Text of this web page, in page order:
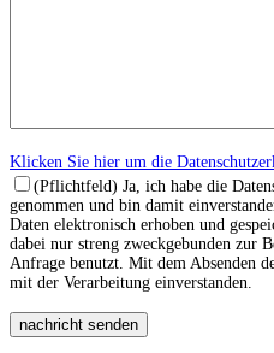
Klicken Sie hier um die
(Pflichtfeld) Ja, ich habe die
genommen und bin damit
Daten elektronisch erhoben und
dabei nur streng zweckgebunden zur
Anfrage benutzt. Mit dem Absenden
mit der Verarbeitung einverstanden.